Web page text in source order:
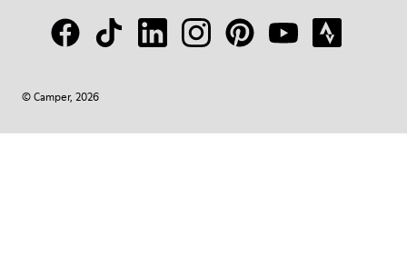
© Camper, 2026